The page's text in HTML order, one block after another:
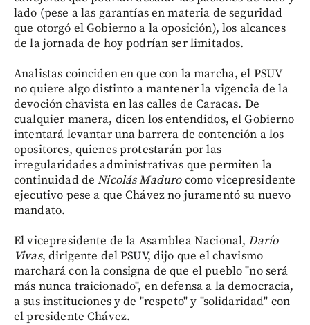
lado (pese a las garantías en materia de seguridad
que otorgó el Gobierno a la oposición), los alcances
de la jornada de hoy podrían ser limitados.
Analistas coinciden en que con la marcha, el PSUV
no quiere algo distinto a mantener la vigencia de la
devoción chavista en las calles de Caracas. De
cualquier manera, dicen los entendidos, el Gobierno
intentará levantar una barrera de contención a los
opositores, quienes protestarán por las
irregularidades administrativas que permiten la
continuidad deNicolás Madurocomo vicepresidente
ejecutivo pese a que Chávez no juramentó su nuevo
mandato.
El vicepresidente de la Asamblea Nacional,Darío
Vivas, dirigente del PSUV, dijo que el chavismo
marchará con la consigna de que el pueblo "no será
más nunca traicionado", en defensa a la democracia,
a sus instituciones y de "respeto" y "solidaridad" con
el presidente Chávez.